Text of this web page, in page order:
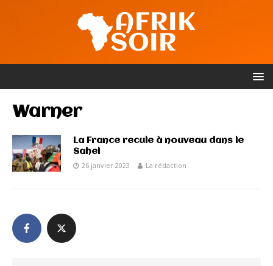
Warner
La France recule à nouveau dans le
Sahel
26 janvier 2023 La rédaction